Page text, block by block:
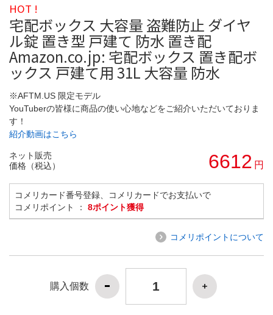
HOT !
宅配ボックス 大容量 盗難防止 ダイヤ
ル錠 置き型 戸建て 防水 置き配
Amazon.co.jp: 宅配ボックス 置き配ボ
ックス 戸建て用 31L 大容量 防水
※AFTM.US 限定モデル
YouTuberの皆様に商品の使い心地などをご紹介いただいておりま
す！
紹介動画はこちら
ネット販売
価格（税込）
6612 円
コメリカード番号登録、コメリカードでお支払いで
コメリポイント ： 8ポイント獲得
コメリポイントについて
購入個数